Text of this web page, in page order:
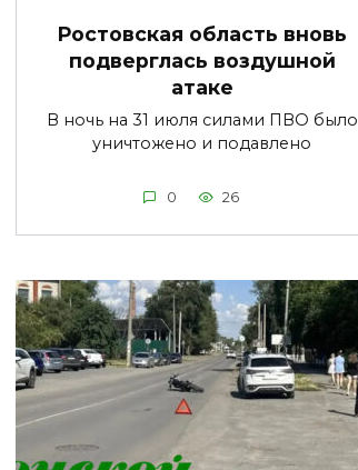
Ростовская область вновь
подверглась воздушной
атаке
В ночь на 31 июля силами ПВО было
уничтожено и подавлено
0 26